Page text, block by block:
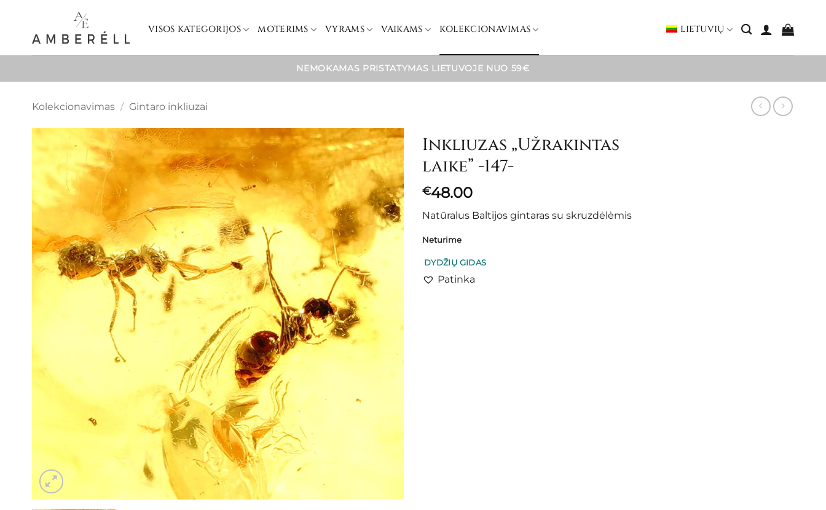
content
VISOS KATEGORIJOS MOTERIMS VYRAMS VAIKAMS KOLEKCIONAVIMAS LIETUVIŲ
NEMOKAMAS PRISTATYMAS LIETUVOJE NUO 59€
Kolekcionavimas / Gintaro inkliuzai
Inkliuzas „Užrakintas
laike” -147-
€48.00
Natūralus Baltijos gintaras su skruzdėlėmis
Neturime
DYDŽIŲ GIDAS
Patinka